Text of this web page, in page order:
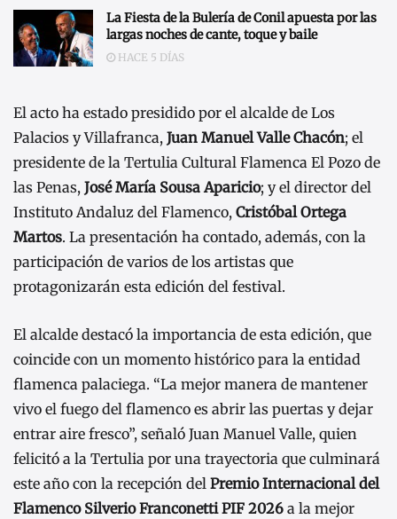
La Fiesta de la Bulería de Conil apuesta por las
largas noches de cante, toque y baile
HACE 5 DÍAS
El acto ha estado presidido por el alcalde de Los
Palacios y Villafranca, Juan Manuel Valle Chacón; el
presidente de la Tertulia Cultural Flamenca El Pozo de
las Penas, José María Sousa Aparicio; y el director del
Instituto Andaluz del Flamenco, Cristóbal Ortega
Martos. La presentación ha contado, además, con la
participación de varios de los artistas que
protagonizarán esta edición del festival.
El alcalde destacó la importancia de esta edición, que
coincide con un momento histórico para la entidad
flamenca palaciega. “La mejor manera de mantener
vivo el fuego del flamenco es abrir las puertas y dejar
entrar aire fresco”, señaló Juan Manuel Valle, quien
felicitó a la Tertulia por una trayectoria que culminará
este año con la recepción del Premio Internacional del
Flamenco Silverio Franconetti PIF 2026 a la mejor